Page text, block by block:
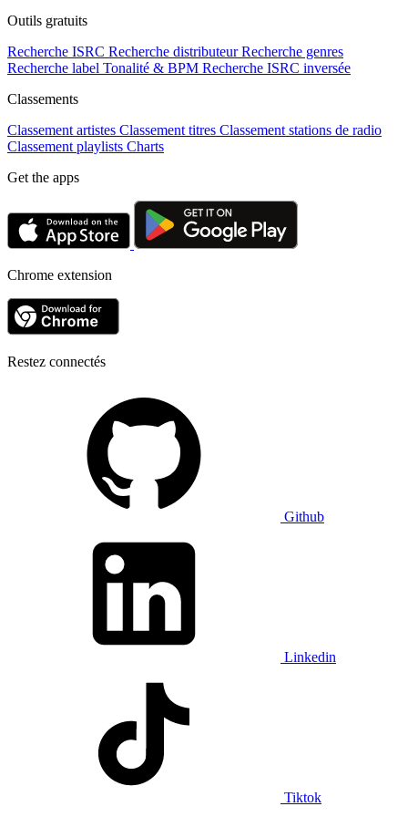
Outils gratuits
Recherche ISRC Recherche distributeur Recherche genres
Recherche label Tonalité & BPM Recherche ISRC inversée
Classements
Classement artistes Classement titres Classement stations de radio
Classement playlists Charts
Get the apps
Chrome extension
Restez connectés
Github
Linkedin
Tiktok